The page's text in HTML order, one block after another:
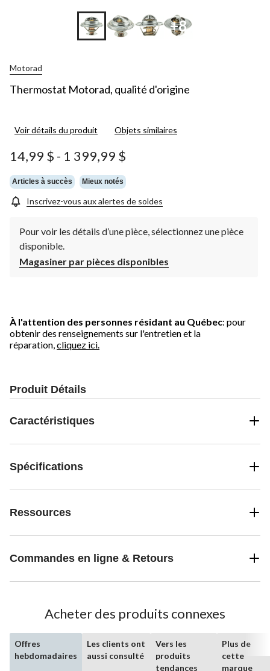
+8
Motorad
Thermostat Motorad, qualité d'origine
Voir détails du produit Objets similaires
14,99 $ - 1 399,99 $
Articles à succès Mieux notés
Inscrivez-vous aux alertes de soldes
Pour voir les détails d’une pièce, sélectionnez une pièce
disponible.
Magasiner par pièces disponibles
À l'attention des personnes résidant au Québec: pour
obtenir des renseignements sur l'entretien et la
réparation, cliquez ici.
Produit Détails
Caractéristiques
Spécifications
Ressources
Commandes en ligne & Retours
Acheter des produits connexes
Offres
hebdomadaires
Les clients ont
aussi consulté
Vers les
produits
tendances
Plus de
cette
marque